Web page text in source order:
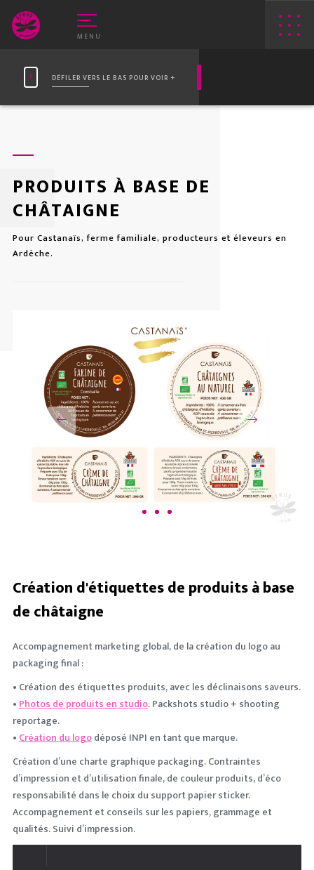
MENU
VEAU VERT
ROSE
APPLIS
DÉFILER VERS LE BAS POUR VOIR +
PRODUITS À BASE DE
CHÂTAIGNE
Pour Castanaïs, ferme familiale, producteurs et éleveurs en
Ardèche.
Création d'étiquettes de produits à base
de châtaigne
Accompagnement marketing global, de la création du logo au
packaging final :
• Création des étiquettes produits, avec les déclinaisons saveurs.
•Photos de produits en studio.Packshots studio + shooting
reportage.
•Création du logodéposé INPI en tant que marque.
Création d’une charte graphique packaging. Contraintes
d’impression et d’utilisation finale, de couleur produits, d’éco
responsabilité dans le choix du support papier sticker.
Accompagnement et conseils sur les papiers, grammage et
qualités. Suivi d’impression.